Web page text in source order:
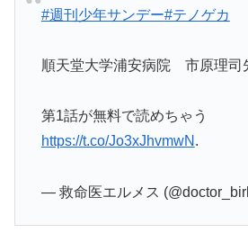
#週刊少年サンデー#テノゲカ
順天堂大学浦安病院 市原理司
第1話が無料で読めちゃう
https://t.co/Jo3xJhvmwN .
— 救命医エルメス